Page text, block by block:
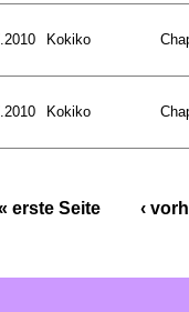
Kokiko
Kokiko
erste Seite ‹